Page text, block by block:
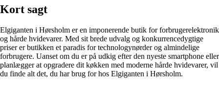
Kort sagt
Elgiganten i Hørsholm er en imponerende butik for forbrugerelektronik
og hårde hvidevarer. Med sit brede udvalg og konkurrencedygtige
priser er butikken et paradis for technologynørder og almindelige
forbrugere. Uanset om du er på udkig efter den nyeste smartphone eller
planlægger at opgradere dit køkken med moderne hårde hvidevarer, vil
du finde alt det, du har brug for hos Elgiganten i Hørsholm.